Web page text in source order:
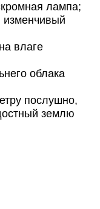
лампа;
влаге
облака
послушно,
землю